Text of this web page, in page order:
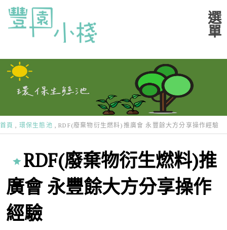
首頁 環保生態池 RDF(廢棄物衍生燃料)推廣會 永豐餘大方分享操作經驗
RDF(廢棄物衍生燃料)推
廣會 永豐餘大方分享操作
經驗